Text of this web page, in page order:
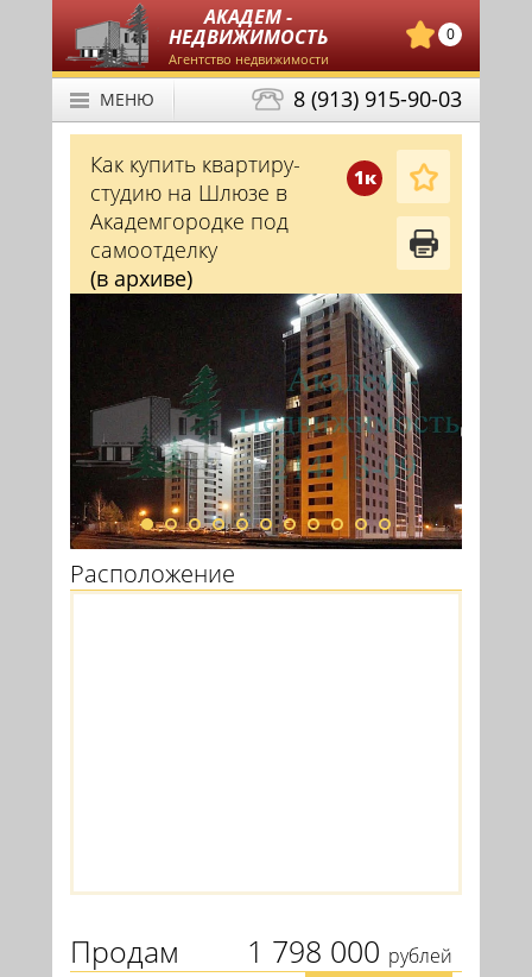
АКАДЕМ -
НЕДВИЖИМОСТЬ
Агентство недвижимости
0
8 (913) 915-90-03
МЕНЮ
1к
Как купить квартиру-
студию на Шлюзе в
Академгородке под
самоотделку
(в архиве)
Расположение
1 798 000 рублей
Продам